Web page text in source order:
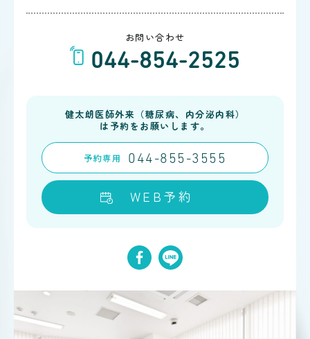
お問い合わせ
044-854-2525
健太朗医師外来（糖尿病、内分泌内科）
は予約をお願いします。
予約専用 044-855-3555
WEB予約